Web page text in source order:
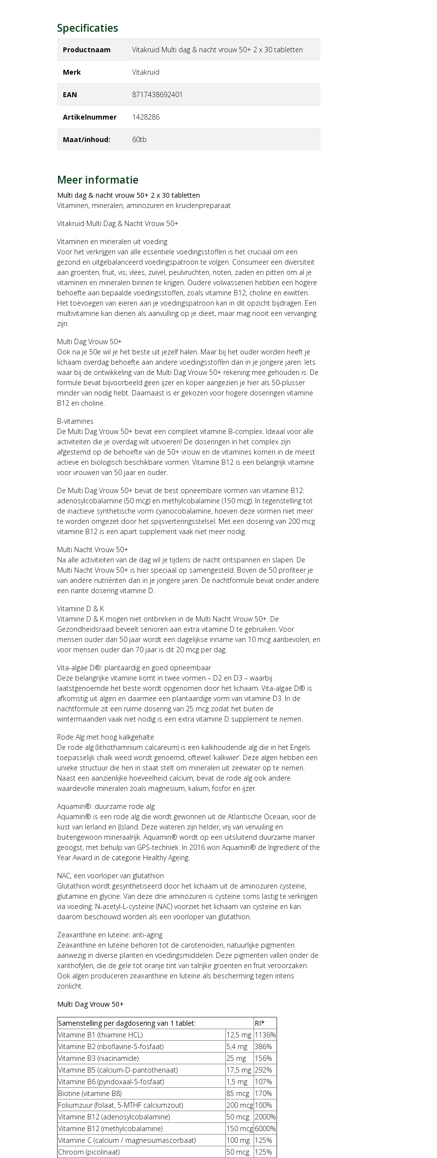
Specificaties
Productnaam Vitakruid Multi dag & nacht vrouw 50+ 2 x 30 tabletten
Merk vitakruid
EAN 8717438692401
Artikelnummer 1428286
Maat/inhoud: 60tb
Meer informatie
Multi dag & nacht vrouw 50+ 2 x 30 tabletten
Vitaminen, mineralen, aminozuren en kruidenpreparaat
Vitakruid Multi Dag & Nacht Vrouw 50+
Vitaminen en mineralen uit voeding
Voor het verkrijgen van alle essentiële voedingsstoffen is het cruciaal om een
gezond en uitgebalanceerd voedingspatroon te volgen. Consumeer een diversiteit
aan groenten, fruit, vis, vlees, zuivel, peulvruchten, noten, zaden en pitten om al je
vitaminen en mineralen binnen te krijgen. Oudere volwassenen hebben een hogere
behoefte aan bepaalde voedingsstoffen, zoals vitamine B12, choline en eiwitten.
Het toevoegen van eieren aan je voedingspatroon kan in dit opzicht bijdragen. Een
multivitamine kan dienen als aanvulling op je dieet, maar mag nooit een vervanging
zijn.
Multi Dag Vrouw 50+
Ook na je 50e wil je het beste uit jezelf halen. Maar bij het ouder worden heeft je
lichaam overdag behoefte aan andere voedingsstoffen dan in je jongere jaren. Iets
waar bij de ontwikkeling van de Multi Dag Vrouw 50+ rekening mee gehouden is. De
formule bevat bijvoorbeeld geen ijzer en koper aangezien je hier als 50-plusser
minder van nodig hebt. Daarnaast is er gekozen voor hogere doseringen vitamine
B12 en choline.
B-vitamines
De Multi Dag Vrouw 50+ bevat een compleet vitamine B-complex. Ideaal voor alle
activiteiten die je overdag wilt uitvoeren! De doseringen in het complex zijn
afgestemd op de behoefte van de 50+ vrouw en de vitamines komen in de meest
actieve en biologisch beschikbare vormen. Vitamine B12 is een belangrijk vitamine
voor vrouwen van 50 jaar en ouder.
De Multi Dag Vrouw 50+ bevat de best opneembare vormen van vitamine B12:
adenosylcobalamine (50 mcg) en methylcobalamine (150 mcg). In tegenstelling tot
de inactieve synthetische vorm cyanocobalamine, hoeven deze vormen niet meer
te worden omgezet door het spijsverteringsstelsel. Met een dosering van 200 mcg
vitamine B12 is een apart supplement vaak niet meer nodig.
Multi Nacht Vrouw 50+
Na alle activiteiten van de dag wil je tijdens de nacht ontspannen en slapen. De
Multi Nacht Vrouw 50+ is hier speciaal op samengesteld. Boven de 50 profiteer je
van andere nutriënten dan in je jongere jaren. De nachtformule bevat onder andere
een riante dosering vitamine D.
Vitamine D & K
Vitamine D & K mogen niet ontbreken in de Multi Nacht Vrouw 50+. De
Gezondheidsraad beveelt senioren aan extra vitamine D te gebruiken. Voor
mensen ouder dan 50 jaar wordt een dagelijkse inname van 10 mcg aanbevolen, en
voor mensen ouder dan 70 jaar is dit 20 mcg per dag.
Vita-algae D®: plantaardig en goed opneembaar
Deze belangrijke vitamine komt in twee vormen – D2 en D3 – waarbij
laatstgenoemde het beste wordt opgenomen door het lichaam. Vita-algae D® is
afkomstig uit algen en daarmee een plantaardige vorm van vitamine D3. In de
nachtformule zit een ruime dosering van 25 mcg zodat het buiten de
wintermaanden vaak niet nodig is een extra vitamine D supplement te nemen.
Rode Alg met hoog kalkgehalte
De rode alg (lithothamnium calcareum) is een kalkhoudende alg die in het Engels
toepasselijk chalk weed wordt genoemd, oftewel ‘kalkwier’. Deze algen hebben een
unieke structuur die hen in staat stelt om mineralen uit zeewater op te nemen.
Naast een aanzienlijke hoeveelheid calcium, bevat de rode alg ook andere
waardevolle mineralen zoals magnesium, kalium, fosfor en ijzer.
Aquamin®: duurzame rode alg
Aquamin® is een rode alg die wordt gewonnen uit de Atlantische Oceaan, voor de
kust van Ierland en IJsland. Deze wateren zijn helder, vrij van vervuiling en
buitengewoon mineraalrijk. Aquamin® wordt op een uitsluitend duurzame manier
geoogst, met behulp van GPS-techniek. In 2016 won Aquamin® de Ingredient of the
Year Award in de categorie Healthy Ageing.
NAC, een voorloper van glutathion
Glutathion wordt gesynthetiseerd door het lichaam uit de aminozuren cysteïne,
glutamine en glycine. Van deze drie aminozuren is cysteïne soms lastig te verkrijgen
via voeding. N-acetyl-L-cysteïne (NAC) voorziet het lichaam van cysteïne en kan
daarom beschouwd worden als een voorloper van glutathion.
Zeaxanthine en luteïne: anti-aging
Zeaxanthine en luteïne behoren tot de carotenoïden, natuurlijke pigmenten
aanwezig in diverse planten en voedingsmiddelen. Deze pigmenten vallen onder de
xanthofylen, die de gele tot oranje tint van talrijke groenten en fruit veroorzaken.
Ook algen produceren zeaxanthine en luteïne als bescherming tegen intens
zonlicht.
Multi Dag Vrouw 50+
Samenstelling per dagdosering van 1 tablet:
RI*
Vitamine B1 (thiamine HCL)
12,5 mg 1136%
Vitamine B2 (riboflavine-5-fosfaat)
5,4 mg
386%
Vitamine B3 (niacinamide)
25 mg
156%
Vitamine B5 (calcium-D-pantothenaat)
17,5 mg 292%
Vitamine B6 (pyridoxaal-5-fosfaat)
1,5 mg
107%
Biotine (vitamine B8)
85 mcg
170%
Foliumzuur (folaat, 5-MTHF calciumzout)
200 mcg 100%
Vitamine B12 (adenosylcobalamine)
50 mcg
2000%
Vitamine B12 (methylcobalamine)
150 mcg 6000%
Vitamine C (calcium / magnesiumascorbaat)
100 mg 125%
Chroom (picolinaat)
50 mcg 125%